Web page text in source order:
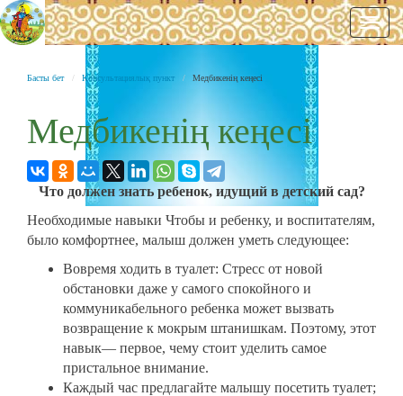
Басты бет Консультациялық пункт Медбикенің кеңесі
Медбикенің кеңесі
Что должен знать ребенок, идущий в детский сад?
Необходимые навыки Чтобы и ребенку, и воспитателям,
было комфортнее, малыш должен уметь следующее:
Вовремя ходить в туалет: Стресс от новой
обстановки даже у самого спокойного и
коммуникабельного ребенка может вызвать
возвращение к мокрым штанишкам. Поэтому, этот
навык— первое, чему стоит уделить самое
пристальное внимание.
Каждый час предлагайте малышу посетить туалет;